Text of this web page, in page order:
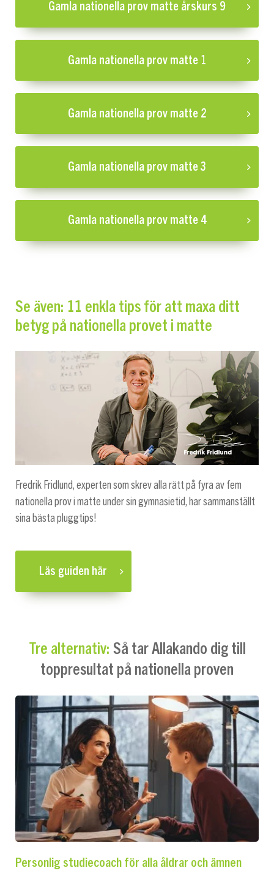
Gamla nationella prov matte årskurs 9
Gamla nationella prov matte 1
Gamla nationella prov matte 2
Gamla nationella prov matte 3
Gamla nationella prov matte 4
Se även: 11 enkla tips för att maxa ditt
betyg på nationella provet i matte
Fredrik Fridlund, experten som skrev alla rätt på fyra av fem
nationella prov i matte under sin gymnasietid, har sammanställt
sina bästa pluggtips!
Läs guiden här
Tre alternativ: Så tar Allakando dig till
toppresultat på nationella proven
Personlig studiecoach för alla åldrar och ämnen